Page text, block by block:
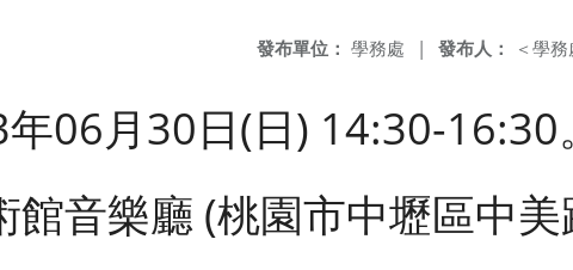
發布人： ＜學
發布單位： 學務處 |
06月30日(日) 14:30-16:30。
館音樂廳 (桃園市中壢區中